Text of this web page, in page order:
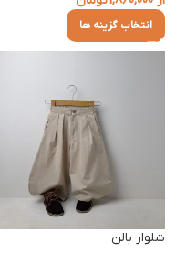
انتخاب گزینه ها
شلوار بالن